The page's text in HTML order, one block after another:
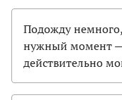
Подожду
нужный момент —
действительно